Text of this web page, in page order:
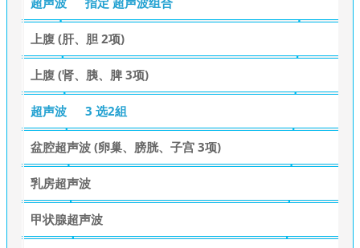
上腹 (肝、胆 2项)
上腹 (肾、胰、脾 3项)
超声波 3 选2組
盆腔超声波 (卵巢、膀胱、子宫 3项)
乳房超声波
甲状腺超声波